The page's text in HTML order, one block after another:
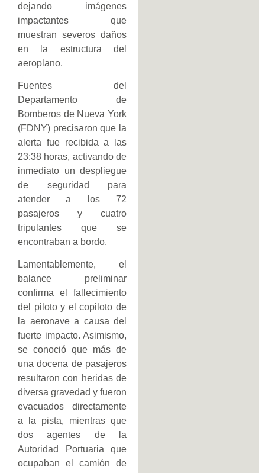
dejando imágenes
impactantes que
muestran severos daños
en la estructura del
aeroplano.
Fuentes del
Departamento de
Bomberos de Nueva York
(FDNY) precisaron que la
alerta fue recibida a las
23:38 horas, activando de
inmediato un despliegue
de seguridad para
atender a los 72
pasajeros y cuatro
tripulantes que se
encontraban a bordo.
Lamentablemente, el
balance preliminar
confirma el fallecimiento
del piloto y el copiloto de
la aeronave a causa del
fuerte impacto. Asimismo,
se conoció que más de
una docena de pasajeros
resultaron con heridas de
diversa gravedad y fueron
evacuados directamente
a la pista, mientras que
dos agentes de la
Autoridad Portuaria que
ocupaban el camión de